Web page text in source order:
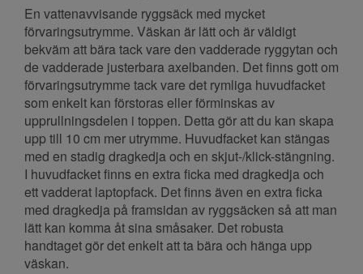
En vattenavvisande ryggsäck med mycket
förvaringsutrymme. Väskan är lätt och är väldigt
bekväm att bära tack vare den vadderade ryggytan och
de vadderade justerbara axelbanden. Det finns gott om
förvaringsutrymme tack vare det rymliga huvudfacket
som enkelt kan förstoras eller förminskas av
upprullningsdelen i toppen. Detta gör att du kan skapa
upp till 10 cm mer utrymme. Huvudfacket kan stängas
med en stadig dragkedja och en skjut-/klick-stängning.
I huvudfacket finns en extra ficka med dragkedja och
ett vadderat laptopfack. Det finns även en extra ficka
med dragkedja på framsidan av ryggsäcken så att man
lätt kan komma åt sina småsaker. Det robusta
handtaget gör det enkelt att ta bära och hänga upp
väskan.